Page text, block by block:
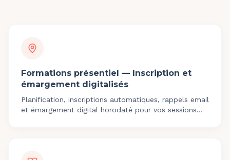
Formations présentiel — Inscription et
émargement digitalisés
Planification, inscriptions automatiques, rappels email
et émargement digital horodaté pour vos sessions